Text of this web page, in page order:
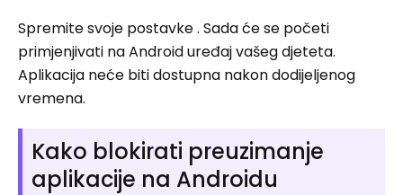
Spremite svoje postavke . Sada će se početi
primjenjivati ​​na Android uređaj vašeg djeteta.
Aplikacija neće biti dostupna nakon dodijeljenog
vremena.
Kako blokirati preuzimanje
aplikacije na Androidu